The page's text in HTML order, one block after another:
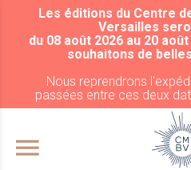
ALLER AU
Les éditions du Centre
Versailles
du 08 août 2026 au 20
souhaitons de
Nous reprendrons
passées entre ces deux